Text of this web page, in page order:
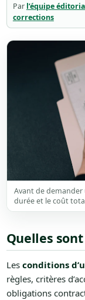
Par l’équipe
corrections
Avant de demander
durée et le coût
Quelles
Les conditions
règles, critères
obligations